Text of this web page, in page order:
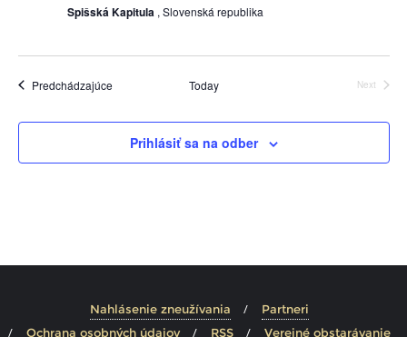
Spišská Kapitula , Slovenská republika
PredchádzajúceUdalosti Today
Next
Prihlásiť sa na odber
Nahlásenie zneužívania
Partneri
Ochrana osobných údajov
RSS Verejné obstarávanie